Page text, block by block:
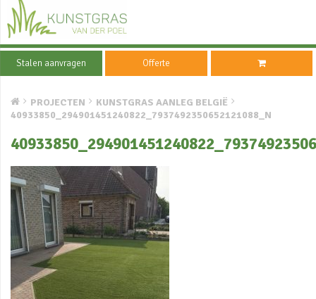
Stalen aanvragen Offerte
PROJECTEN
KUNSTGRAS AANLEG BELGIË
40933850_294901451240822_7937492350652121088_N